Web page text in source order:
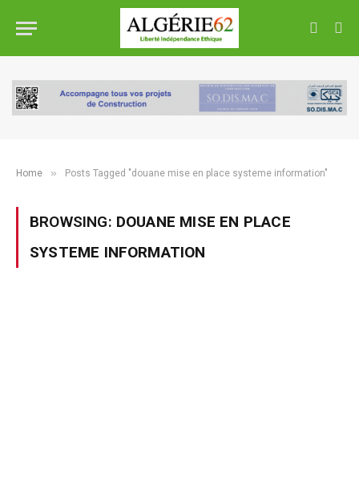
Home » Posts Tagged "douane mise en place systeme information"
BROWSING: DOUANE MISE EN PLACE
SYSTEME INFORMATION